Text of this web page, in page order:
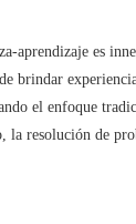
aprendizaje es
brindar
el enfoque
la resolución de